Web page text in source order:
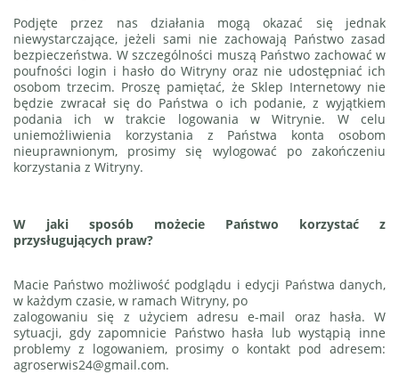
Podjęte przez nas działania mogą okazać się jednak
niewystarczające, jeżeli sami nie zachowają Państwo zasad
bezpieczeństwa. W szczególności muszą Państwo zachować w
poufności login i hasło doWitryny oraz nie udostępniać ich
osobom trzecim. Proszę pamiętać, że Sklep Internetowy nie
będzie zwracał się do Państwa o ich podanie, z wyjątkiem
podania ich w trakcie logowania w Witrynie. W celu
uniemożliwienia korzystania z Państwa konta osobom
nieuprawnionym, prosimy się wylogować po zakończeniu
korzystania z Witryny.
W jaki sposób możecie Państwo korzystać z
przysługujących praw?
Macie Państwo możliwość podglądu i edycji Państwa danych,
w każdym czasie, w ramach Witryny, po
zalogowaniu się z użyciem adresu e-mail oraz hasła. W
sytuacji, gdy zapomnicie Państwo hasła lub wystąpią inne
problemy z logowaniem, prosimy o kontakt pod adresem:
agroserwis24@gmail.com.